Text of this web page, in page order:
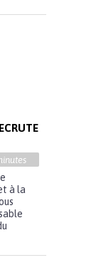
à la